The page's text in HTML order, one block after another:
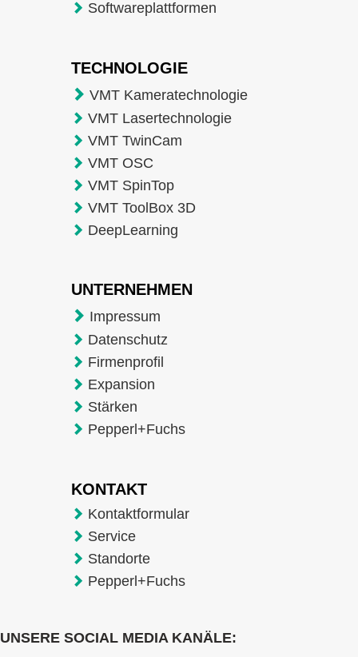
Softwareplattformen
TECHNOLOGIE
VMT Kameratechnologie
VMT Lasertechnologie
VMT TwinCam
VMT OSC
VMT SpinTop
VMT ToolBox 3D
DeepLearning
UNTERNEHMEN
Impressum
Datenschutz
Firmenprofil
Expansion
Stärken
Pepperl+Fuchs
KONTAKT
Kontaktformular
Service
Standorte
Pepperl+Fuchs
UNSERE SOCIAL MEDIA KANÄLE: